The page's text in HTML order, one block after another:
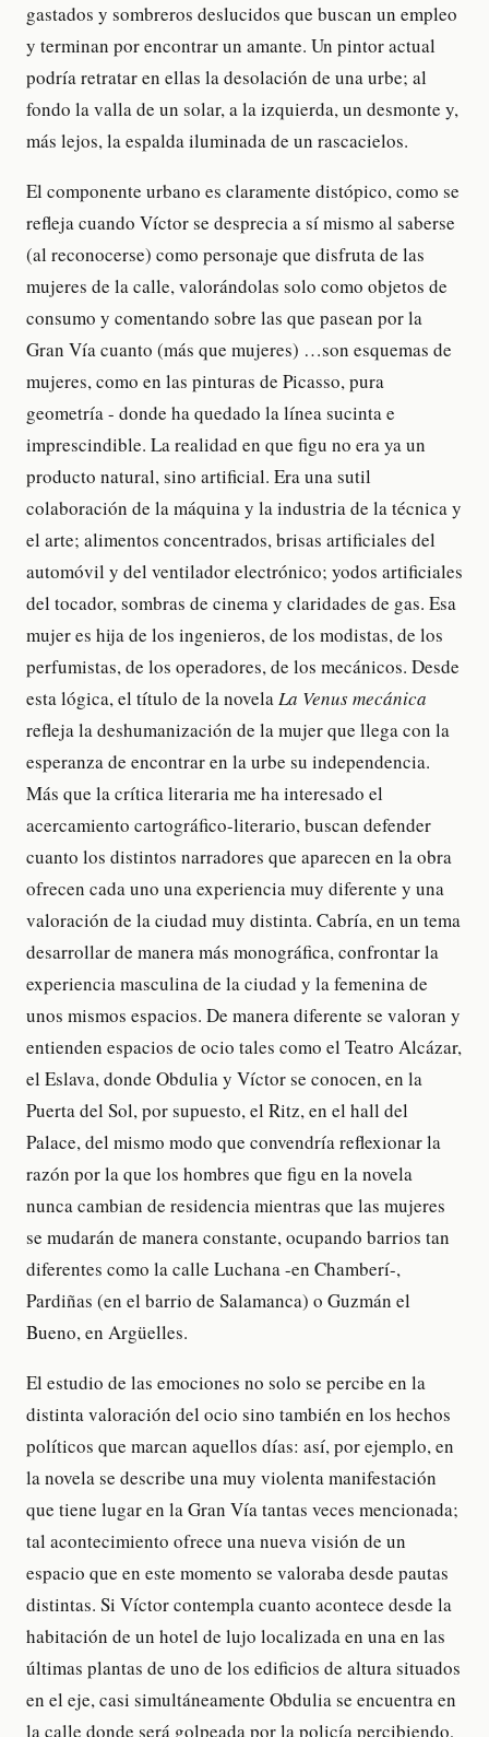
gastados y sombreros deslucidos que buscan un empleo
y terminan por encontrar un amante. Un pintor actual
podría retratar en ellas la desolación de una urbe; al
fondo la valla de un solar, a la izquierda, un desmonte y,
más lejos, la espalda iluminada de un rascacielos.
El componente urbano es claramente distópico, como se
refleja cuando Víctor se desprecia a sí mismo al saberse
(al reconocerse) como personaje que disfruta de las
mujeres de la calle, valorándolas solo como objetos de
consumo y comentando sobre las que pasean por la
Gran Vía cuanto (más que mujeres) …son esquemas de
mujeres, como en las pinturas de Picasso, pura
geometría - donde ha quedado la línea sucinta e
imprescindible. La realidad en que figu no era ya un
producto natural, sino artificial. Era una sutil
colaboración de la máquina y la industria de la técnica y
el arte; alimentos concentrados, brisas artificiales del
automóvil y del ventilador electrónico; yodos artificiales
del tocador, sombras de cinema y claridades de gas. Esa
mujer es hija de los ingenieros, de los modistas, de los
perfumistas, de los operadores, de los mecánicos. Desde
esta lógica, el título de la novelaLa Venus mecánica
refleja la deshumanización de la mujer que llega con la
esperanza de encontrar en la urbe su independencia.
Más que la crítica literaria me ha interesado el
acercamiento cartográfico-literario, buscan defender
cuanto los distintos narradores que aparecen en la obra
ofrecen cada uno una experiencia muy diferente y una
valoración de la ciudad muy distinta. Cabría, en un tema
desarrollar de manera más monográfica, confrontar la
experiencia masculina de la ciudad y la femenina de
unos mismos espacios. De manera diferente se valoran y
entienden espacios de ocio tales como el Teatro Alcázar,
el Eslava, donde Obdulia y Víctor se conocen, en la
Puerta del Sol, por supuesto, el Ritz, en el hall del
Palace, del mismo modo que convendría reflexionar la
razón por la que los hombres que figu en la novela
nunca cambian de residencia mientras que las mujeres
se mudarán de manera constante, ocupando barrios tan
diferentes como la calle Luchana -en Chamberí-,
Pardiñas (en el barrio de Salamanca) o Guzmán el
Bueno, en Argüelles.
El estudio de las emociones no solo se percibe en la
distinta valoración del ocio sino también en los hechos
políticos que marcan aquellos días: así, por ejemplo, en
la novela se describe una muy violenta manifestación
que tiene lugar en la Gran Vía tantas veces mencionada;
tal acontecimiento ofrece una nueva visión de un
espacio que en este momento se valoraba desde pautas
distintas. Si Víctor contempla cuanto acontece desde la
habitación de un hotel de lujo localizada en una en las
últimas plantas de uno de los edificios de altura situados
en el eje, casi simultáneamente Obdulia se encuentra en
la calle donde será golpeada por la policía percibiendo,